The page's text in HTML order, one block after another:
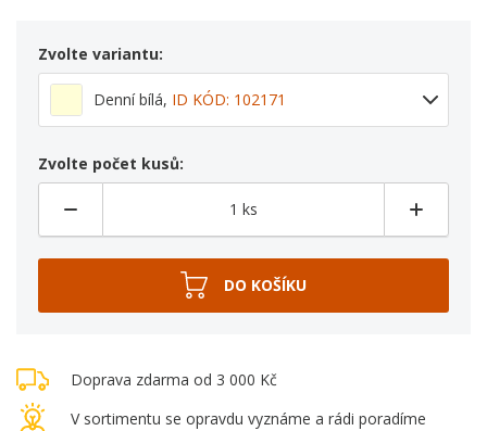
Zvolte variantu:
Denní bílá, ID KÓD: 102171
Zvolte počet kusů:
Doprava zdarma od 3 000 Kč
V sortimentu se opravdu vyznáme a rádi poradíme